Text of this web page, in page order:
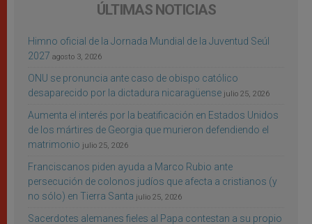
ÚLTIMAS NOTICIAS
Himno oficial de la Jornada Mundial de la Juventud Seúl
2027 agosto 3, 2026
ONU se pronuncia ante caso de obispo católico
desaparecido por la dictadura nicaragüense julio 25, 2026
Aumenta el interés por la beatificación en Estados Unidos
de los mártires de Georgia que murieron defendiendo el
matrimonio julio 25, 2026
Franciscanos piden ayuda a Marco Rubio ante
persecución de colonos judíos que afecta a cristianos (y
no sólo) en Tierra Santa julio 25, 2026
Sacerdotes alemanes fieles al Papa contestan a su propio